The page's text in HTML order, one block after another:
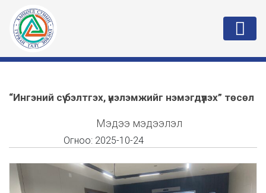
“Ингэний сүү бэлтгэх, үнэлэмжийг нэмэгдүүлэх” төсөл
Мэдээ мэдээлэл
Огноо: 2025-10-24